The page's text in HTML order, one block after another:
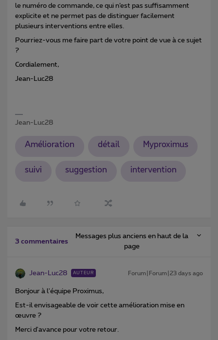
le numéro de commande, ce qui n’est pas suffisamment
explicite et ne permet pas de distinguer facilement
plusieurs interventions entre elles.
Pourriez-vous me faire part de votre point de vue à ce sujet
?
Cordialement,
Jean-Luc28
Jean-Luc28
Amélioration détail Myproximus
suivi suggestion intervention
3 commentaires
Messages plus anciens en haut de la
page
Jean-Luc28 AUTEUR Forum|Forum|23 days ago
Bonjour à l'équipe Proximus,
Est-il envisageable de voir cette amélioration mise en
œuvre ?
Merci d'avance pour votre retour.